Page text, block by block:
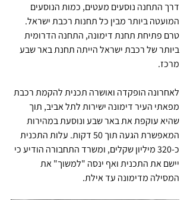
דרך התחנה נוסעים מעטים, כמות הנוסעים
המועטה ביותר מבין כל תחנות רכבת ישראל.
טרם פתיחת תחנת דימונה, התחנה הדרומית
ביותר של רכבת ישראל הייתה תחנת באר שבע
מרכז.
לאחרונה הופקדה ואושרה תכנית להקמת רכבת
מפאתי העיר דימונה ישירות לתל אביב, תוך
שהיא עוקפת את באר שבע ונוסעת במהירות
המאפשרת הגעה תוך 50 דקות. עלות התכנית
כ-320 מיליון שקלים, ומשרד התחבורה הודיע כי
יישם את התכנית ואף ינסה "למשוך" את
המסילה מדימונה עד אילת.